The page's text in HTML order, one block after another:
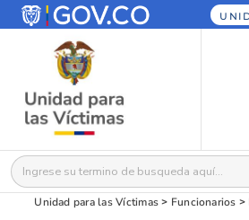
Buscar:
Unidad para las Víctimas > Funcionarios >